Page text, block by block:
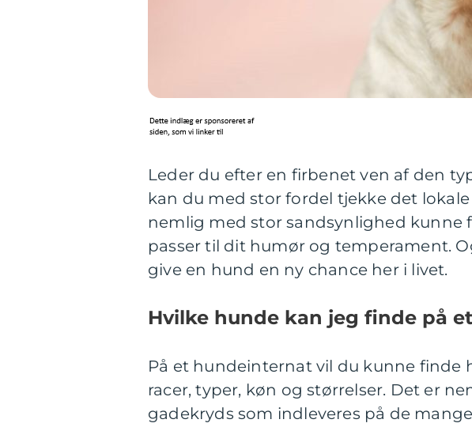
Leder du efter en firbenet ven af den
kan du med stor fordel tjekke det
nemlig med stor sandsynlighed kunne
passer til dit humør og temperament.
give en hund en ny chance her i livet.
Hvilke hunde kan jeg finde på
På et hundeinternat vil du kunne finde
racer, typer, køn og størrelser. Det er
gadekryds som indleveres på de